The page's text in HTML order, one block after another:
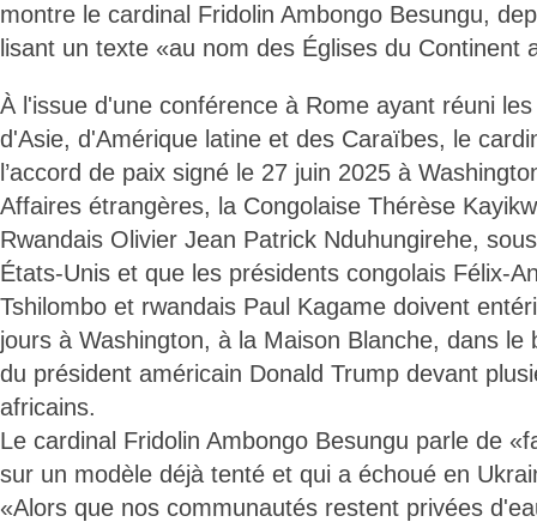
montre le cardinal Fridolin Ambongo Besungu,
lisant un texte «au nom des Églises du Continent
À l'issue d'une conférence à Rome ayant réuni
d'Asie, d'Amérique latine et des Caraïbes, le
l’accord de paix signé le 27 juin 2025 à
Affaires étrangères, la Congolaise Thérèse
Rwandais Olivier Jean Patrick Nduhungirehe,
États-Unis et que les présidents congolais Félix-
Tshilombo et rwandais Paul Kagame doivent
jours à Washington, à la Maison Blanche, dans le
du président américain Donald Trump devant
africains.
Le cardinal Fridolin Ambongo Besungu parle de
sur un modèle déjà tenté et qui a échoué en
«Alors que nos communautés restent privées